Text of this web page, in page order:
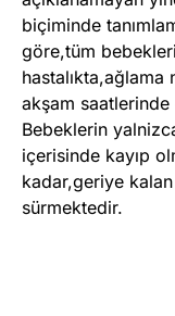
biçiminde
göre,tüm
akşam saatlerinde
Bebeklerin
içerisinde kayıp
kadar,geriye
sürmektedir.